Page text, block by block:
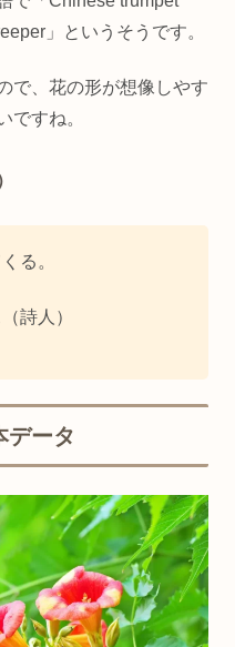
」というそうです。
で、花の形が想像しやす
ですね。
る。
詩人）
データ